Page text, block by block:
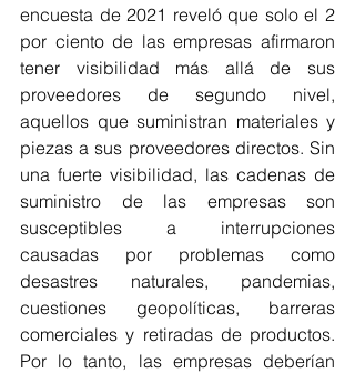
encuesta de 2021 reveló que solo el 2
por ciento de las empresas afirmaron
tener visibilidad más allá de sus
proveedores de segundo nivel,
aquellos que suministran materiales y
piezas a sus proveedores directos. Sin
una fuerte visibilidad, las cadenas de
suministro de las empresas son
susceptibles a interrupciones
causadas por problemas como
desastres naturales, pandemias,
cuestiones geopolíticas, barreras
comerciales y retiradas de productos.
Por lo tanto, las empresas deberían